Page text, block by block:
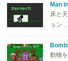
Man
床と
ョン
動物